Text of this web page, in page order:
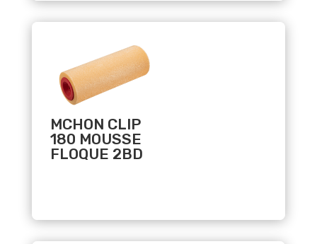
MCHON CLIP
180 MOUSSE
FLOQUE 2BD